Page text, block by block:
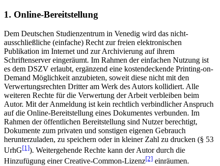
1. Online-Bereitstellung
Dem Deutschen Studienzentrum in Venedig wird das nicht-
ausschließliche (einfache) Recht zur freien elektronischen
Publikation im Internet und zur Archivierung auf ihrem
Schriftenserver eingeräumt. Im Rahmen der einfachen Nutzung ist
es dem DSZV erlaubt, ergänzend eine kostendeckende Printing-on-
Demand Möglichkeit anzubieten, soweit diese nicht mit den
Verwertungsrechten Dritter am Werk des Autors kollidiert. Alle
weiteren Rechte für die Verwertung der Arbeit verbleiben beim
Autor. Mit der Anmeldung ist kein rechtlich verbindlicher Anspruch
auf die Online-Bereitstellung eines Dokumentes verbunden. Im
Rahmen der öffentlichen Bereitstellung sind Nutzer berechtigt,
Dokumente zum privaten und sonstigen eigenen Gebrauch
herunterzuladen, zu speichern oder in kleiner Zahl zu drucken (§ 53
UrhG[1]). Weitergehende Rechte kann der Autor durch die
Hinzufügung einer Creative-Common-Lizenz[2] einräumen.